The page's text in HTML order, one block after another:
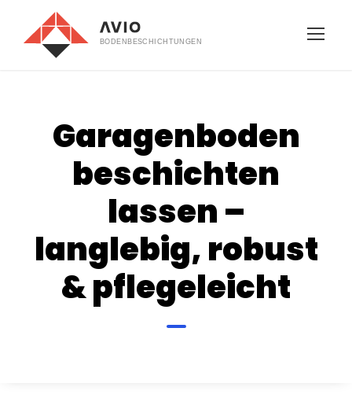
Garagenboden
beschichten
lassen –
langlebig, robust
& pflegeleicht